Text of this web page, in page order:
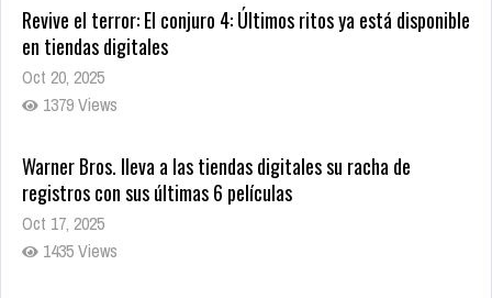
Revive el terror: El conjuro 4: Últimos ritos ya está disponible
en tiendas digitales
Oct 20, 2025
1379 Views
Warner Bros. lleva a las tiendas digitales su racha de
registros con sus últimas 6 películas
Oct 17, 2025
1435 Views